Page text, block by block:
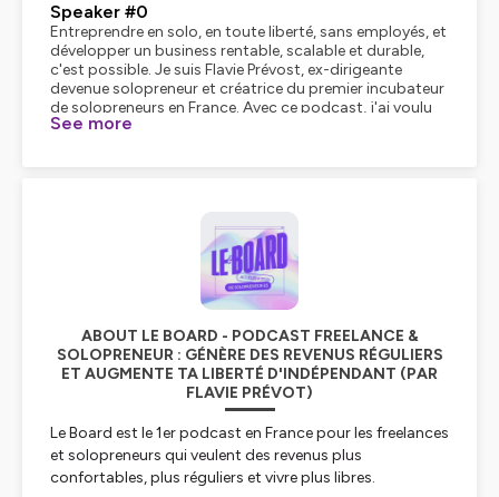
Speaker #0
Entreprendre en solo, en toute liberté, sans employés, et
développer un business rentable, scalable et durable,
c'est possible. Je suis Flavie Prévost, ex-dirigeante
devenue solopreneur et créatrice du premier incubateur
de solopreneurs en France. Avec ce podcast, j'ai voulu
créer le board que j'aurais aimé avoir à mes côtés
à la newsletter. pour recevoir les bonnes news.
Alors, le format cas client, ça, c'est vraiment, je pense, le
best-seller pour trouver des clients. C'est un peu la
client d'une certaine forme et par le cas client, vous allez
en trouver d'autres. Mais tu es d'accord que c'est un
peu relou à... écrire, c'est un peu stressant. Il y a plein de
trucs qui se mélangent. La confidentialité, par quoi je
commence, les résultats qu'on a obtenus pour le client,
est-ce qu'on les a vraiment, est-ce qu'on les a bien
calculés, tout ça. Si je mets tout ça dans mon petit
shaker, quelle est la méthode pour faire un bon cas
client qui attire nos futurs prospects, Tiffany ?
See more
ABOUT LE BOARD - PODCAST FREELANCE &
SOLOPRENEUR : GÉNÈRE DES REVENUS RÉGULIERS
ET AUGMENTE TA LIBERTÉ D'INDÉPENDANT (PAR
FLAVIE PRÉVOT)
Le Board est le 1er podcast en France pour les freelances
et solopreneurs qui veulent des revenus plus
confortables, plus réguliers et vivre plus libres.